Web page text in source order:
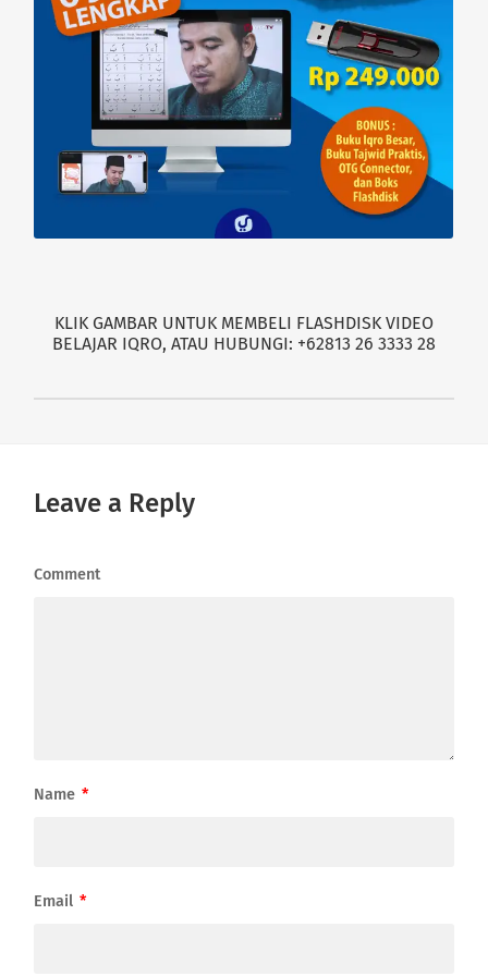
KLIK GAMBAR UNTUK MEMBELI FLASHDISK VIDEO
BELAJAR IQRO, ATAU HUBUNGI: +62813 26 3333 28
Leave a Reply
Comment
Name *
Email *